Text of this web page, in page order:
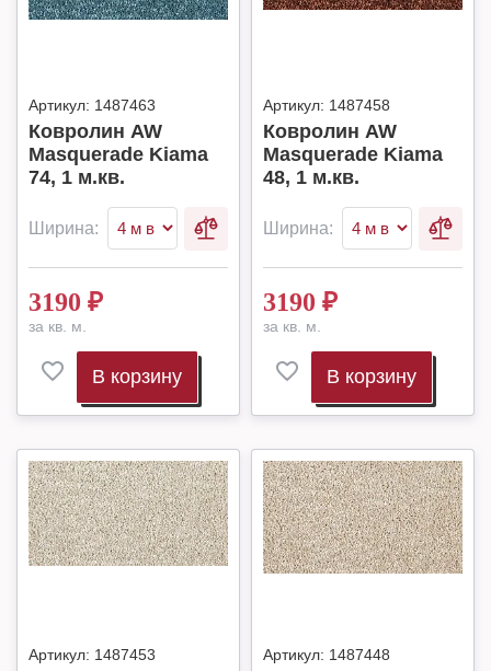
Артикул: 1487463
Ковролин AW
Masquerade Kiama
74, 1 м.кв.
Ширина:
3190 ₽
за кв. м.
В корзину
Артикул: 1487458
Ковролин AW
Masquerade Kiama
48, 1 м.кв.
Ширина:
3190 ₽
за кв. м.
В корзину
Артикул: 1487453 Артикул: 1487448